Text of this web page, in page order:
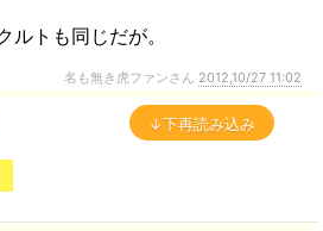
ルトも同じだが。
名も無き虎ファンさん 2012,10/27 11:02
↓下再読み込み